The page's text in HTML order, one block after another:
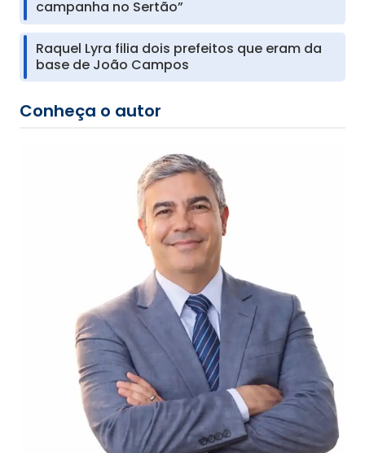
campanha no Sertão”
Raquel Lyra filia dois prefeitos que eram da
base de João Campos
Conheça o autor